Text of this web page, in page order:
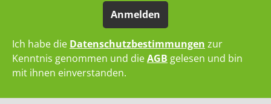
Anmelden
Ich habe die Datenschutzbestimmungen zur
Kenntnis genommen und dieAGB gelesen und bin
mit ihnen einverstanden.